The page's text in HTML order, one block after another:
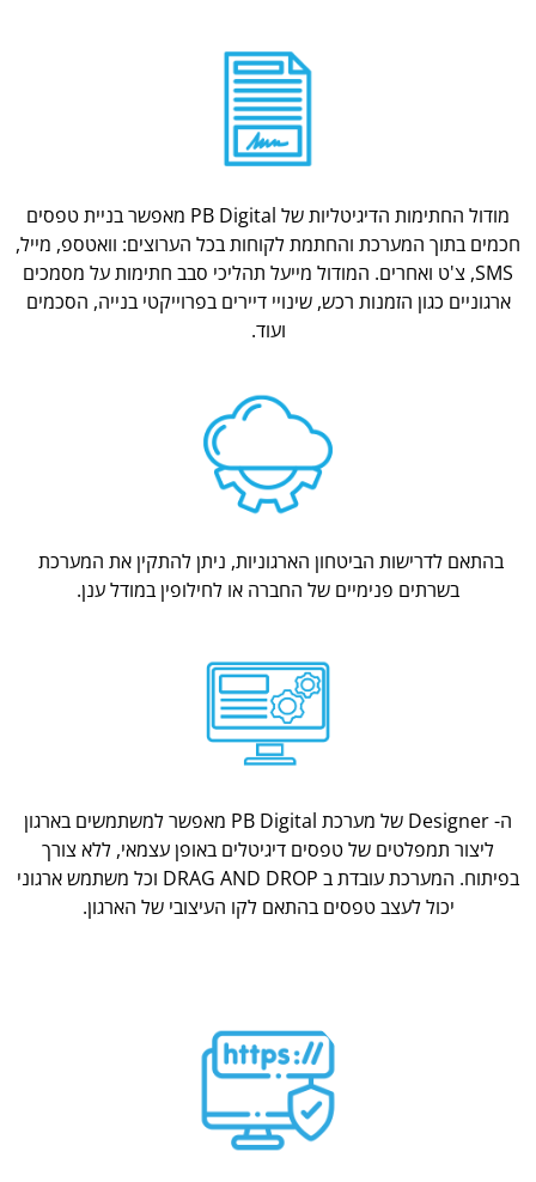
מודול החתימות הדיגיטליות של PB Digital מאפשר בניית טפסים
חכמים בתוך המערכת והחתמת לקוחות בכל הערוצים: וואטספ, מייל,
SMS, צ'ט ואחרים. המודול מייעל תהליכי סבב חתימות על מסמכים
ארגוניים כגון הזמנות רכש, שינויי דיירים בפרוייקטי בנייה, הסכמים
ועוד.
בהתאם לדרישות הביטחון הארגוניות, ניתן להתקין את המערכת
בשרתים פנימיים של החברה או לחילופין במודל ענן.
ה- Designer של מערכת PB Digital מאפשר למשתמשים בארגון
ליצור תמפלטים של טפסים דיגיטלים באופן עצמאי, ללא צורך
בפיתוח. המערכת עובדת ב DRAG AND DROP וכל משתמש ארגוני
יכול לעצב טפסים בהתאם לקו העיצובי של הארגון.